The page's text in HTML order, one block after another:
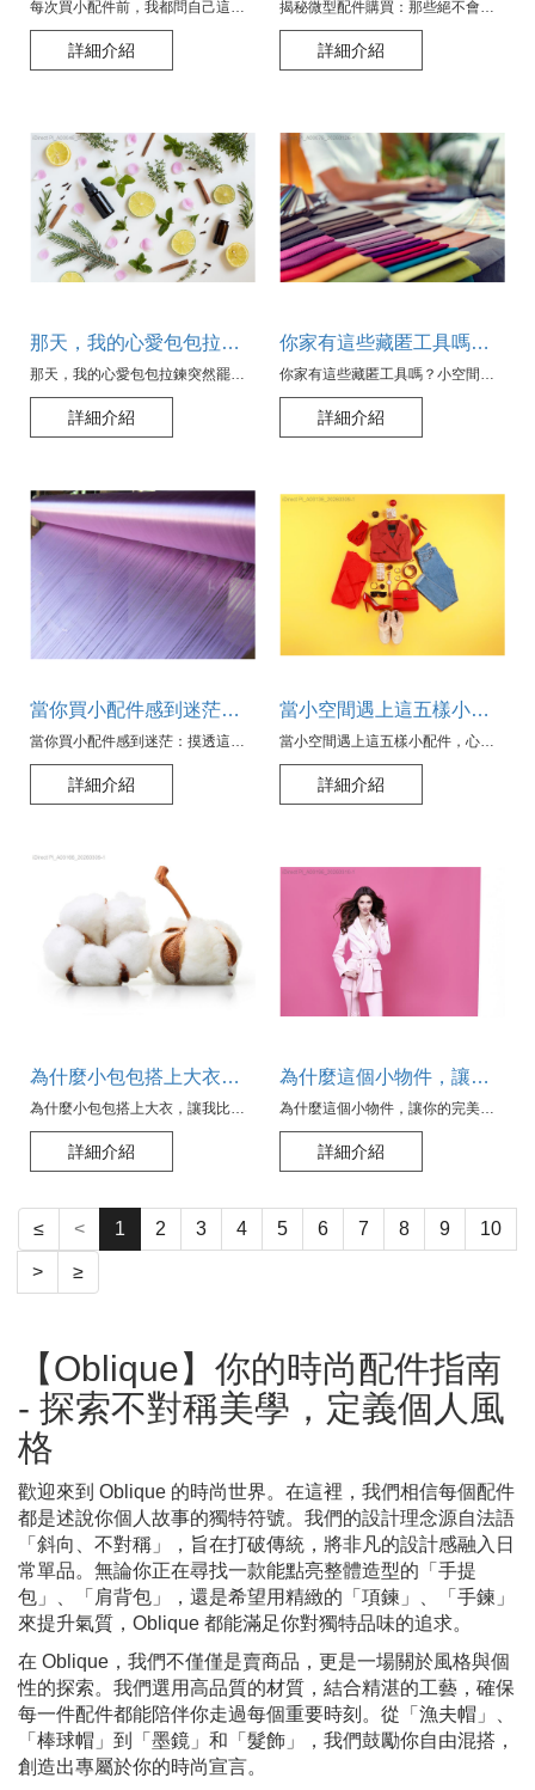
每次買小配件前，我都問自己這三個問題，從未失手
詳細介紹
揭秘微型配件購買：那些絕不會告訴你的買錯後遺症
詳細介紹
那天，我的心愛包包拉鍊突然罷工了：五分鐘快修小奇蹟
那天，我的心愛包包拉鍊突然罷工了：五分鐘快修小奇蹟
詳細介紹
你家有這些藏匿工具嗎？小空間也能擁有大收納神話！
你家有這些藏匿工具嗎？小空間也能擁有大收納神話！
詳細介紹
當你買小配件感到迷茫：摸透這些細節，讓選擇變得不再隨機
當你買小配件感到迷茫：摸透這些細節，讓選擇變得不再隨機
詳細介紹
當小空間遇上這五樣小配件，心情瞬間亮起來
當小空間遇上這五樣小配件，心情瞬間亮起來
詳細介紹
為什麼小包包搭上大衣，讓我比明星還自信？
為什麼小包包搭上大衣，讓我比明星還自信？
詳細介紹
為什麼這個小物件，讓你的完美裝潢崩潰成災難現場？
為什麼這個小物件，讓你的完美裝潢崩潰成災難現場？
詳細介紹
≤ < 1 2 3 4 5 6 7 8 9 10
> ≥
【Oblique】你的時尚配件指南
- 探索不對稱美學，定義個人風
格
歡迎來到 Oblique 的時尚世界。在這裡，我們相信每個配件
都是述說你個人故事的獨特符號。我們的設計理念源自法語
「斜向、不對稱」，旨在打破傳統，將非凡的設計感融入日
常單品。無論你正在尋找一款能點亮整體造型的「手提
包」、「肩背包」，還是希望用精緻的「項鍊」、「手鍊」
來提升氣質，Oblique 都能滿足你對獨特品味的追求。
在 Oblique，我們不僅僅是賣商品，更是一場關於風格與個
性的探索。我們選用高品質的材質，結合精湛的工藝，確保
每一件配件都能陪伴你走過每個重要時刻。從「漁夫帽」、
「棒球帽」到「墨鏡」和「髮飾」，我們鼓勵你自由混搭，
創造出專屬於你的時尚宣言。